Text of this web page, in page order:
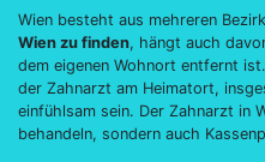
Wien besteht aus mehreren
Wien zu finden, hängt auch
dem eigenen Wohnort entfernt
der Zahnarzt am Heimatort,
einfühlsam sein. Der Zahnarzt in
behandeln, sondern auch